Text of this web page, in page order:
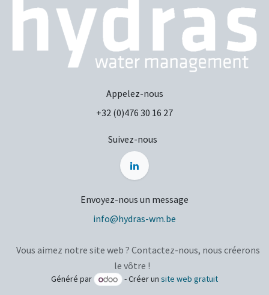
Appelez-nous
+32 (0)476 30 16 27
Suivez-nous
Envoyez-nous un message
info@hydras-wm.be
Vous aimez notre site web ? Contactez-nous, nous créerons
le vôtre !
Généré par - Créer unsite web gratuit